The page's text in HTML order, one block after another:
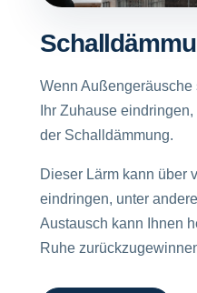
Wenn
Ihr Zuhause
der Schalldämmung.
Dieser Lärm kann über
eindringen, unter
Austausch kann Ihnen
Ruhe